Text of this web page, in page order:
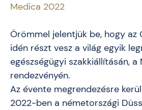
Medica 2022
Örömmel jelentjük be, hogy az
idén részt vesz a világ egyik
egészségügyi szakkiállításán,
rendezvényén.
Az évente megrendezésre
2022-ben a németországi